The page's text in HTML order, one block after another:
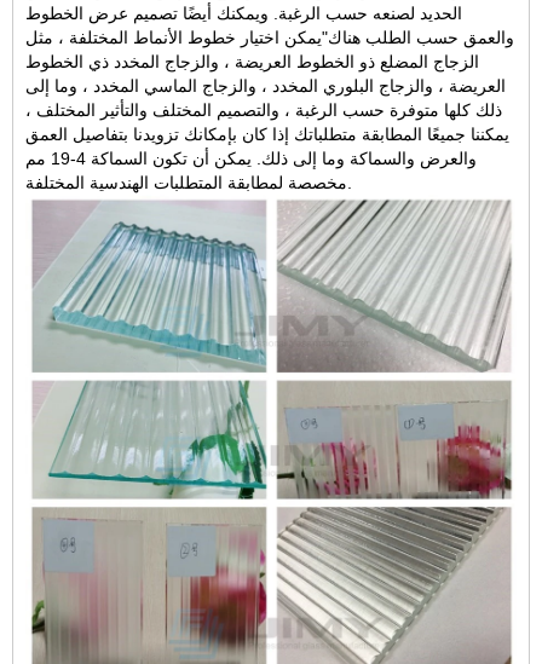
الحديد لصنعه حسب الرغبة. ويمكنك أيضًا تصميم عرض الخطوط
والعمق حسب الطلب هناك"يمكن اختيار خطوط الأنماط المختلفة ، مثل
الزجاج المضلع ذو الخطوط العريضة ، والزجاج المخدد ذي الخطوط
العريضة ، والزجاج البلوري المخدد ، والزجاج الماسي المخدد ، وما إلى
ذلك كلها متوفرة حسب الرغبة ، والتصميم المختلف والتأثير المختلف ،
يمكننا جميعًا المطابقة متطلباتك إذا كان بإمكانك تزويدنا بتفاصيل العمق
والعرض والسماكة وما إلى ذلك. يمكن أن تكون السماكة 4-19 مم